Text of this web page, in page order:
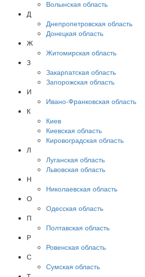
Волынская область
Д
Днепропетровская область
Донецкая область
Ж
Житомирская область
З
Закарпатская область
Запорожская область
И
Ивано-Франковская область
К
Киев
Киевская область
Кировоградская область
Л
Луганская область
Львовская область
Н
Николаевская область
О
Одесская область
П
Полтавская область
Р
Ровенская область
С
Сумская область